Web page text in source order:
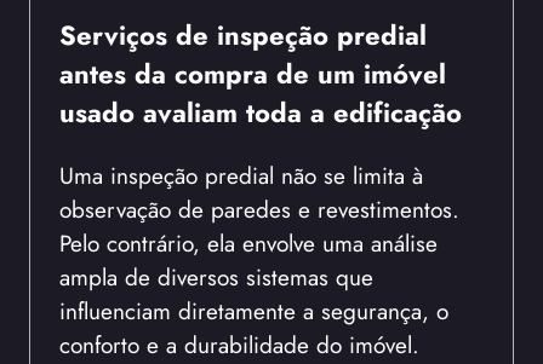
Serviços de inspeção predial
antes da compra de um imóvel
usado avaliam toda a edificação
Uma inspeção predial não se limita à
observação de paredes e revestimentos.
Pelo contrário, ela envolve uma análise
ampla de diversos sistemas que
influenciam diretamente a segurança, o
conforto e a durabilidade do imóvel.